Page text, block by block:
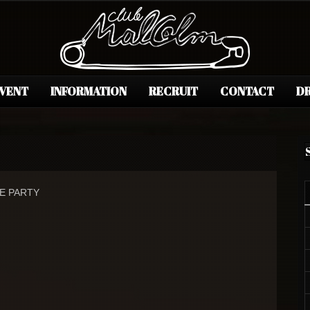
INFORMATION RECRUIT CONTACT
PARTY